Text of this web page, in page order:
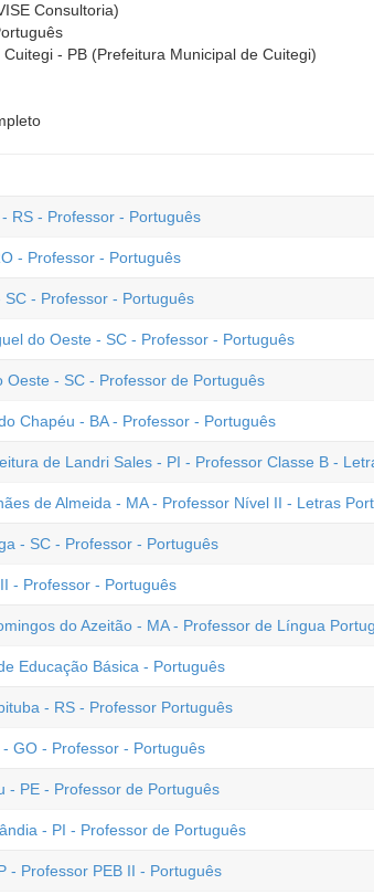
Consultoria)
- PB (Prefeitura Municipal de Cuitegi)
RS - Professor - Português
- Professor - Português
- Professor - Português
do Oeste - SC - Professor - Português
- SC - Professor de Português
Chapéu - BA - Professor - Português
de Landri Sales - PI - Professor Classe B -
de Almeida - MA - Professor Nível II - Letras
- SC - Professor - Português
- Professor - Português
do Azeitão - MA - Professor de Língua
Educação Básica - Português
- RS - Professor Português
GO - Professor - Português
- PE - Professor de Português
- PI - Professor de Português
- Professor PEB II - Português